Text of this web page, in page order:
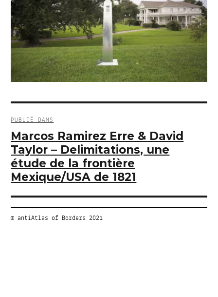
Navigation
de
l’article
PUBLIÉ DANS
Marcos Ramirez Erre & David
Taylor – Delimitations, une
étude de la frontière
Mexique/USA de 1821
© antiAtlas of Borders 2021